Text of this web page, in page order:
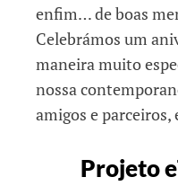
enfim… de boas
Celebrámos um
maneira muito
nossa
amigos e parceiros,
Projeto